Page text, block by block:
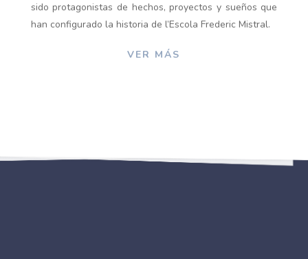
sido protagonistas de hechos, proyectos y sueños que
han configurado la historia de l’Escola Frederic Mistral.
VER MÁS